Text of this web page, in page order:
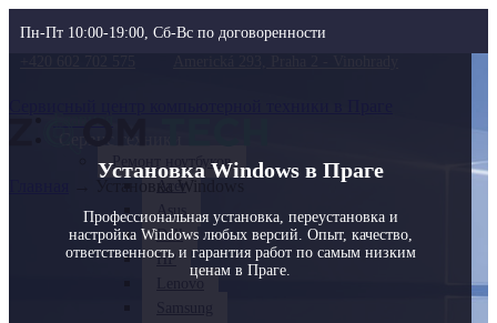
Пн-Пт 10:00-19:00, Сб-Вс по договоренности
Ремонт ноутбуков
Acer
Asus
Dell
HP
Lenovo
Установка Windows
Установка Windows в Праге
Профессиональная установка, переустановка и
настройка Windows любых версий. Опыт, качество,
ответственность и гарантия работ по самым низким
ценам в Праге.